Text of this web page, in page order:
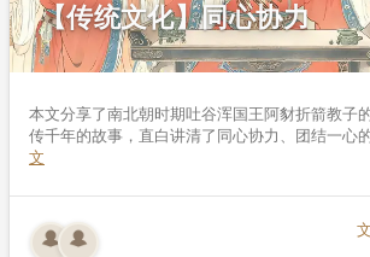
【传统文化】同心协力
本文分享了南北朝时期吐谷浑国王阿豺折箭教子
传千年的故事，直白讲清了同心协力、团结一心
文